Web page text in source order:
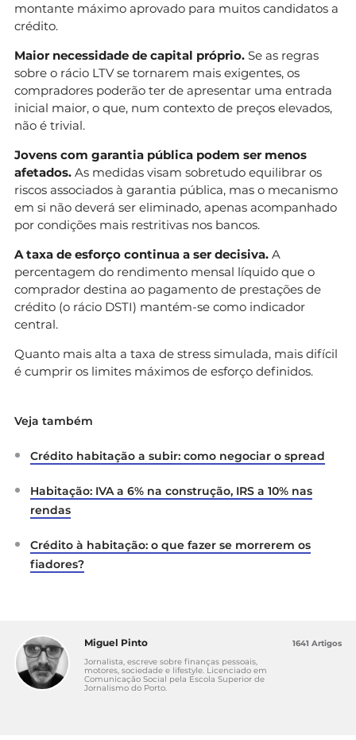
montante máximo aprovado para muitos candidatos a
crédito.
Maior necessidade de capital próprio. Se as regras
sobre o rácio LTV se tornarem mais exigentes, os
compradores poderão ter de apresentar uma entrada
inicial maior, o que, num contexto de preços elevados,
não é trivial.
Jovens com garantia pública podem ser menos
afetados. As medidas visam sobretudo equilibrar os
riscos associados à garantia pública, mas o mecanismo
em si não deverá ser eliminado, apenas acompanhado
por condições mais restritivas nos bancos.
A taxa de esforço continua a ser decisiva. A
percentagem do rendimento mensal líquido que o
comprador destina ao pagamento de prestações de
crédito (o rácio DSTI) mantém-se como indicador
central.
Quanto mais alta a taxa de stress simulada, mais difícil
é cumprir os limites máximos de esforço definidos.
Veja também
Crédito habitação a subir: como negociar o spread
Habitação: IVA a 6% na construção, IRS a 10% nas
rendas
Crédito à habitação: o que fazer se morrerem os
fiadores?
Miguel Pinto
Jornalista, escreve sobre finanças pessoais,
motores, sociedade e lifestyle. Licenciado em
Comunicação Social pela Escola Superior de
Jornalismo do Porto.
1641 Artigos